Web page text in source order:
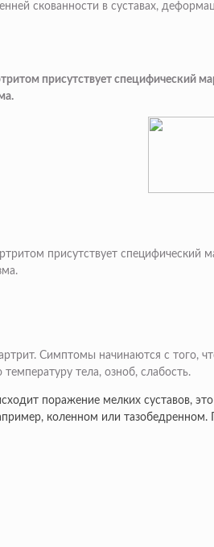
скованности в суставах,
присутствует специфический
присутствует
Симптомы начинаются с
тела, озноб, слабость.
поражение мелких суставов,
коленном или